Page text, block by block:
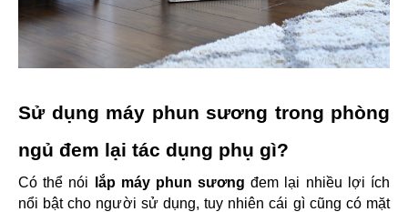
Sử dụng máy phun sương trong phòng
ngủ đem lại tác dụng phụ gì?
Có thể nói lắp máy phun sương đem lại nhiều lợi ích
nổi bật cho người sử dụng, tuy nhiên cái gì cũng có mặt